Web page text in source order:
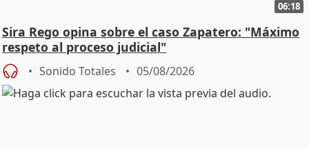
06:18
Sira Rego opina sobre el caso Zapatero: "Máximo
respeto al proceso judicial"
Sonido Totales 05/08/2026